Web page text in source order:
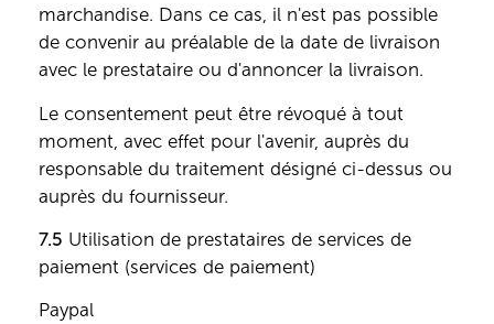
marchandise. Dans ce cas, il n'est pas possible
de convenir au préalable de la date de livraison
avec le prestataire ou d'annoncer la livraison.
Le consentement peut être révoqué à tout
moment, avec effet pour l'avenir, auprès du
responsable du traitement désigné ci-dessus ou
auprès du fournisseur.
7.5 Utilisation de prestataires de services de
paiement (services de paiement)
Paypal